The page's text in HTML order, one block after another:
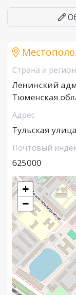
Страна и регион
Ленинский
Тюменская
Адрес
Тульская
Почтовый
625000
+
−